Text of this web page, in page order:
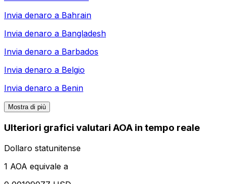
Invia denaro a Bahrain
Invia denaro a Bangladesh
Invia denaro a Barbados
Invia denaro a Belgio
Invia denaro a Benin
Mostra di più
Ulteriori grafici valutari AOA in tempo reale
Dollaro statunitense
1 AOA equivale a